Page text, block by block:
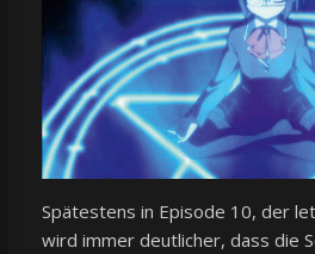
Spätestens in Episode 10, der
wird immer deutlicher, dass die